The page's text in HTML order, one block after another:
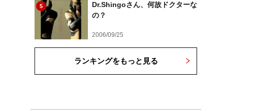
5
Dr.Shingoさん、何故ドクターな
の？
2006/09/25
ランキングをもっと見る